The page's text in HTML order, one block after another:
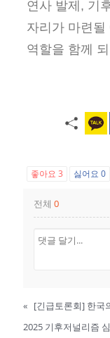
연사 발제, 기
자리가 마련
역할을 함께
좋아요3 싫어요0
전체0
« [긴급토론회] 한국
2025 기후저널리즘